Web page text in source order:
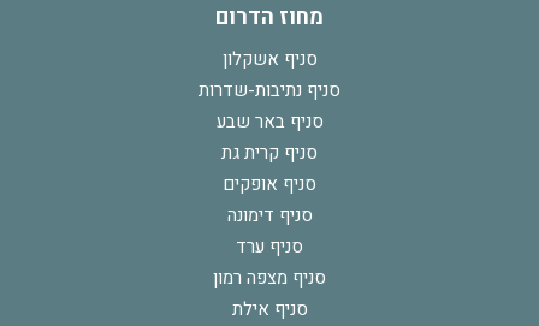
מחוז הדרום
סניף אשקלון
סניף נתיבות-שדרות
סניף באר שבע
סניף קרית גת
סניף אופקים
סניף דימונה
סניף ערד
סניף מצפה רמון
סניף אילת